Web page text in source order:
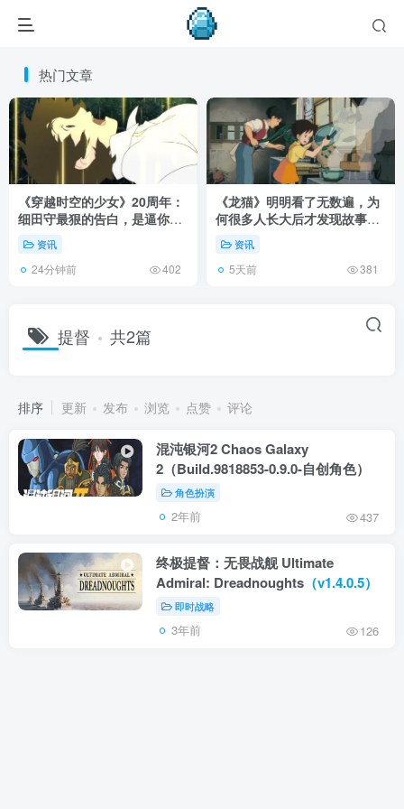
热门文章
《穿越时空的少女》20周年：
细田守最狠的告白，是逼你承
认有些夏天回不去了！
资讯
24分钟前 402
《龙猫》明明看了无数遍，为
何很多人长大后才发现故事根
本不在 1988 年！
资讯
5天前 381
提督 共2篇
排序 更新 发布 浏览 点赞 评论
混沌银河2 Chaos Galaxy
2（Build.9818853-0.9.0-自创角色）
角色扮演
2年前 437
终极提督：无畏战舰 Ultimate
Admiral: Dreadnoughts （v1.4.0.5）
即时战略
3年前 126